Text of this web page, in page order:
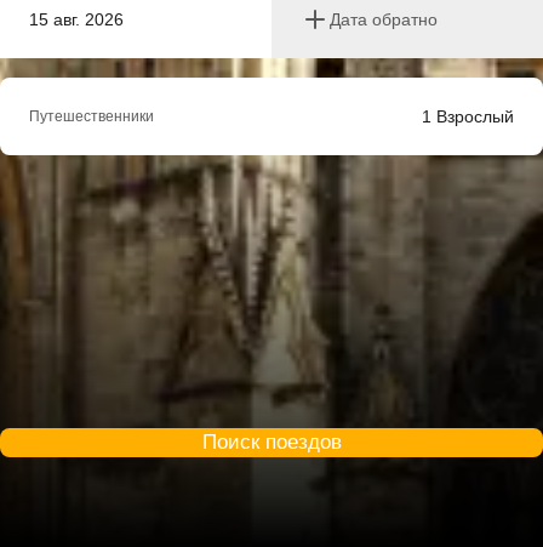
15 авг. 2026 Дата обратно
Путешественники 1 Взрослый
Поиск поездов